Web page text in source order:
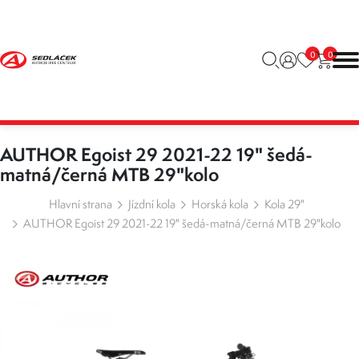
0 0
AUTHOR Egoist 29 2021-22 19" šedá-
matná/černá MTB 29"kolo
Hlavní strana Jízdní kola Horská kola
Kola 29"
AUTHOR Egoist 29 2021-22 19" šedá-matná/černá MTB 29"kolo